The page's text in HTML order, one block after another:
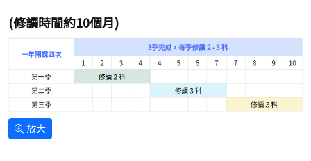
(修讀時間約10個月)
放大